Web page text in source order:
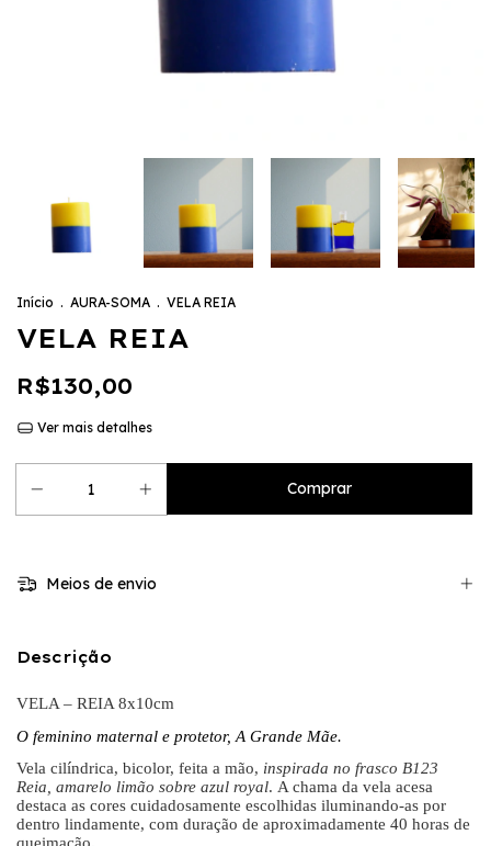
Início . AURA-SOMA . VELA REIA
VELA REIA
R$130,00
Ver mais detalhes
Meios de envio
Descrição
VELA – REIA 8x10cm
O feminino maternal e protetor, A Grande Mãe.
Vela cilíndrica, bicolor, feita a mão, inspirada no frasco B123
Reia, amarelo limão sobre azul royal. A chama da vela acesa
destaca as cores cuidadosamente escolhidas iluminando-as por
dentro lindamente, com duração de aproximadamente 40 horas de
queimação.